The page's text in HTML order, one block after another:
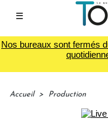
☰
Nos bureaux sont fermés
Accueil > Production